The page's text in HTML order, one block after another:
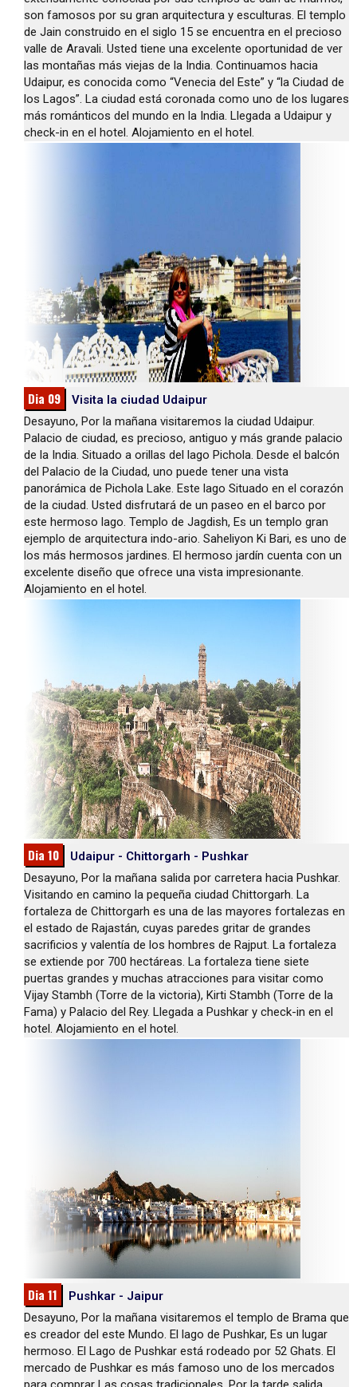
son famosos por su gran arquitectura y esculturas. El templo
de Jain construido en el siglo 15 se encuentra en el precioso
valle de Aravali. Usted tiene una excelente oportunidad de ver
las montañas más viejas de la India. Continuamos hacia
Udaipur, es conocida como “Venecia del Este” y “la Ciudad de
los Lagos”. La ciudad está coronada como uno de los lugares
más románticos del mundo en la India. Llegada a Udaipur y
check-in en el hotel. Alojamiento en el hotel.
Dia 09
Visita la ciudad Udaipur
Desayuno, Por la mañana visitaremos la ciudad Udaipur.
Palacio de ciudad, es precioso, antiguo y más grande palacio
de la India. Situado a orillas del lago Pichola. Desde el balcón
del Palacio de la Ciudad, uno puede tener una vista
panorámica de Pichola Lake. Este lago Situado en el corazón
de la ciudad. Usted disfrutará de un paseo en el barco por
este hermoso lago. Templo de Jagdish, Es un templo gran
ejemplo de arquitectura indo-ario. Saheliyon Ki Bari, es uno de
los más hermosos jardines. El hermoso jardín cuenta con un
excelente diseño que ofrece una vista impresionante.
Alojamiento en el hotel.
Dia 10
Udaipur - Chittorgarh - Pushkar
Desayuno, Por la mañana salida por carretera hacia Pushkar.
Visitando en camino la pequeña ciudad Chittorgarh. La
fortaleza de Chittorgarh es una de las mayores fortalezas en
el estado de Rajastán, cuyas paredes gritar de grandes
sacrificios y valentía de los hombres de Rajput. La fortaleza
se extiende por 700 hectáreas. La fortaleza tiene siete
puertas grandes y muchas atracciones para visitar como
Vijay Stambh (Torre de la victoria), Kirti Stambh (Torre de la
Fama) y Palacio del Rey. Llegada a Pushkar y check-in en el
hotel. Alojamiento en el hotel.
Dia 11
Pushkar - Jaipur
Desayuno, Por la mañana visitaremos el templo de Brama que
es creador del este Mundo. El lago de Pushkar, Es un lugar
hermoso. El Lago de Pushkar está rodeado por 52 Ghats. El
mercado de Pushkar es más famoso uno de los mercados